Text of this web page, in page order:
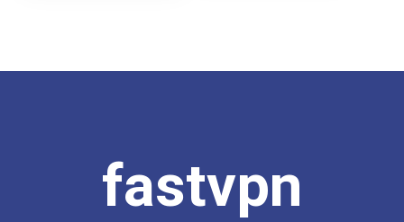
fastvpn